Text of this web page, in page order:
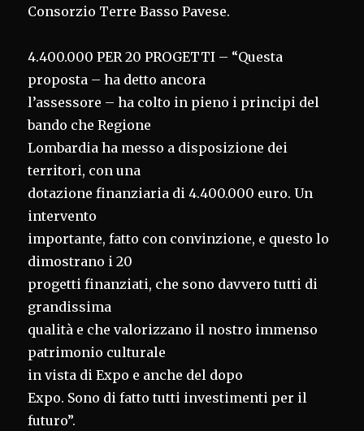
Consorzio Terre Basso Pavese.
4.400.000 PER 20 PROGETTI – “Questa
proposta – ha detto ancora
l’assessore – ha colto in pieno i principi del
bando che Regione
Lombardia ha messo a disposizione dei
territori, con una
dotazione finanziaria di 4.400.000 euro. Un
intervento
importante, fatto con convinzione, e questo lo
dimostrano i 20
progetti finanziati, che sono davvero tutti di
grandissima
qualità e che valorizzano il nostro immenso
patrimonio culturale
in vista di Expo e anche del dopo
Expo. Sono di fatto tutti investimenti per il
futuro”.